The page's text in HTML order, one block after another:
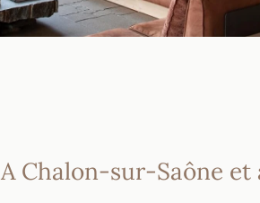
A Chalon-sur-Saône et